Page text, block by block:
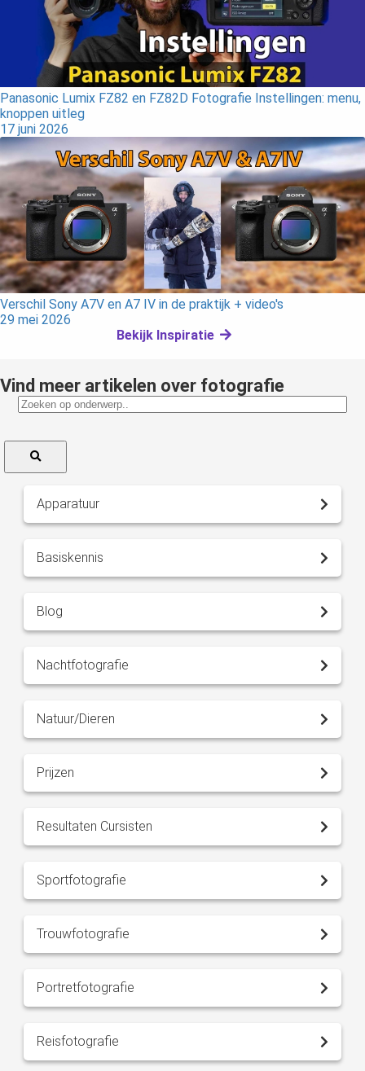
Panasonic Lumix FZ82 en FZ82D Fotografie Instellingen: menu,
knoppen uitleg
17 juni 2026
Verschil Sony A7V en A7 IV in de praktijk + video's
29 mei 2026
Bekijk Inspiratie
Vind meer artikelen over fotografie
Apparatuur
Basiskennis
Blog
Nachtfotografie
Natuur/Dieren
Prijzen
Resultaten Cursisten
Sportfotografie
Trouwfotografie
Portretfotografie
Reisfotografie